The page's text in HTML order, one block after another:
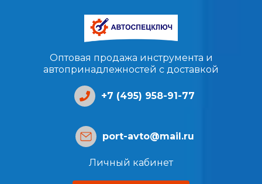
Оптовая продажа инструмента и
автопринадлежностей с доставкой
+7 (495) 958-91-77
port-avto@mail.ru
Личный кабинет